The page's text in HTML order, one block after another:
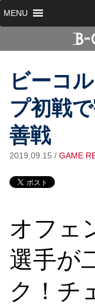
MENU
ビーコ
プ初戦
善戦
2019.09.15 / GAME
オフェ
選手が
ク！チ